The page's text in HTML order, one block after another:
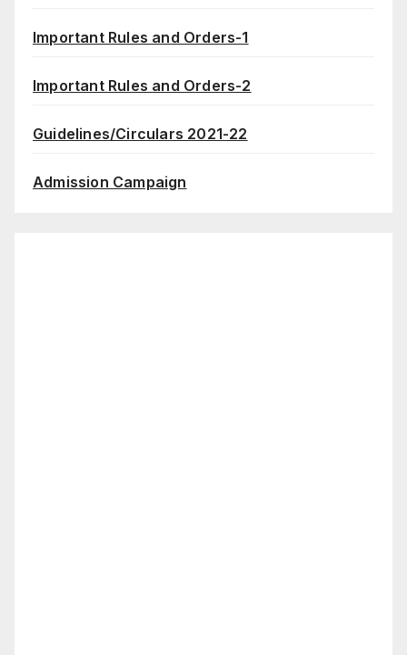
Important Rules and Orders-1
Important Rules and Orders-2
Guidelines/Circulars 2021-22
Admission Campaign